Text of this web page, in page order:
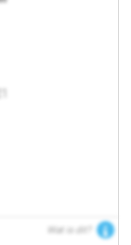
Wat is dit?